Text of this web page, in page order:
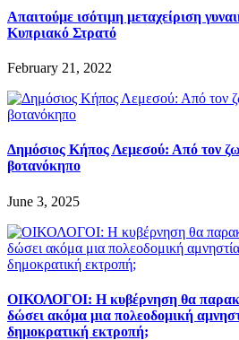
Απαιτούμε ισότιμη μεταχείριση
Κυπριακό Στρατό
February 21, 2022
Δημόσιος Κήπος Λεμεσού: Από τον
βοτανόκηπο
June 3, 2025
ΟΙΚΟΛΟΓΟΙ: Η κυβέρνηση θα
δώσει ακόμα μια πολεοδομική
δημοκρατική εκτροπή;